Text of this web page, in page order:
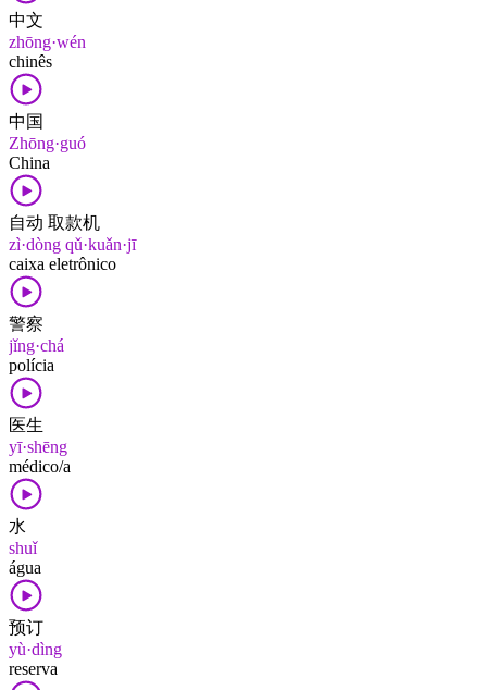
中文
zhōng·wén
chinês
中国
Zhōng·guó
China
自动 取款机
zì·dòng qǔ·kuǎn·jī
caixa eletrônico
警察
jǐng·chá
polícia
医生
yī·shēng
médico/a
水
shuǐ
água
预订
yù·dìng
reserva